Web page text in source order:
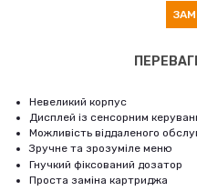
Невеликий корпус
Дисплей із сенсорним
Можливість віддаленого
Зручне та зрозуміле меню
Гнучкий фіксований дозатор
Проста заміна картриджа